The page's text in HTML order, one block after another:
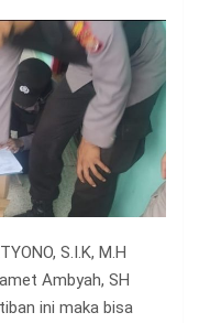
S.I.K, M.H
Ambyah, SH
ini maka bisa